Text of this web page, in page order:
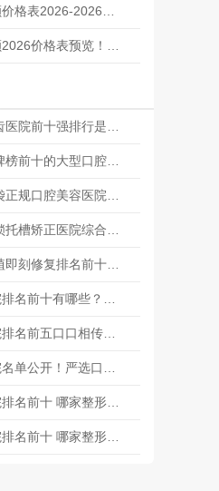
烤瓷牙多少钱一颗价格表2026-2026，优点、缺点大盘点！
种植牙多少钱一颗2026价格表预览！收费和这3个因素有关~
2026海口全冠牙齿医院前十强排行是哪家？海口鼎点口腔门诊部家家技术强
2026海口蛀牙口碑榜前十的大型口腔美容医院实力盘点!海口雷维龙口腔诊所私立
2026海口切除盲袋正规口腔美容医院排行榜前十名都是哪几个？海口鼎点口腔诊
2026海口欧晴自锁托槽矫正医院综合实力前十位排行榜全面pk！海口平头牙匠口腔
2026海口全口种植即刻修复排名前十名的口腔美容医院公立盘点，海口戴长辉口
杭州口腔牙科医院排名前十有哪些？这几家值得参考，看了不后悔
杭州口腔牙科医院排名前五口口相传！技术、实力个个不俗！
杭州口腔牙科医院名单公开！严选口碑TOP8_内附价格参考~
杭州口腔牙科医院排名前十 哪家整形医院技术好？靠谱？收费合理！！！
杭州口腔牙科医院排名前十 哪家整形医院技术好？靠谱？收费合理！！！